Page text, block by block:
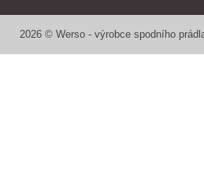
2026 © Werso - výrobce spodního